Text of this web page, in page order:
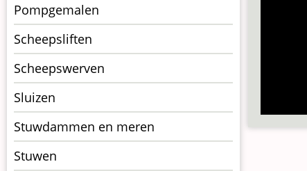
Pompgemalen
Scheepsliften
Scheepswerven
Sluizen
Stuwdammen en meren
Stuwen